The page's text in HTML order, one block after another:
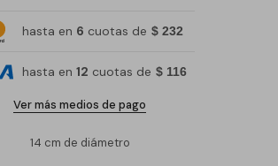
hasta en 6 cuotas de $ 232
hasta en 12 cuotas de $ 116
Ver más medios de pago
14 cm de diámetro